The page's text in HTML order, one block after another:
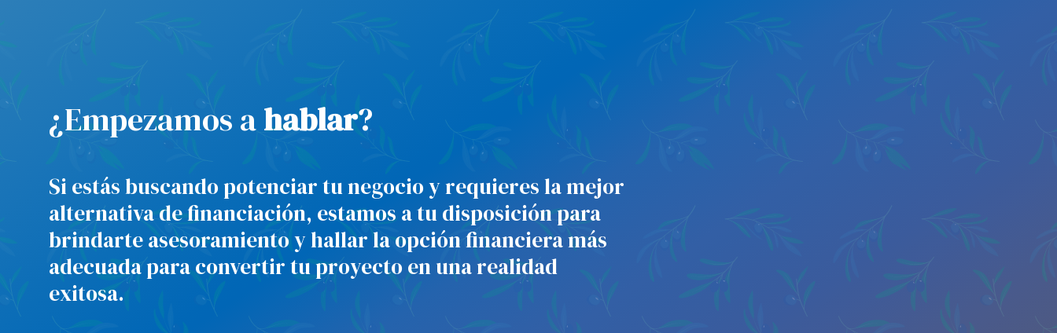
¿Empezamos ahablar?
Si estás buscando potenciar tu negocio y requieres la mejor
alternativa de financiación, estamos a tu disposición para
brindarte asesoramiento y hallar la opción financiera más
adecuada para convertir tu proyecto en una realidad
exitosa.